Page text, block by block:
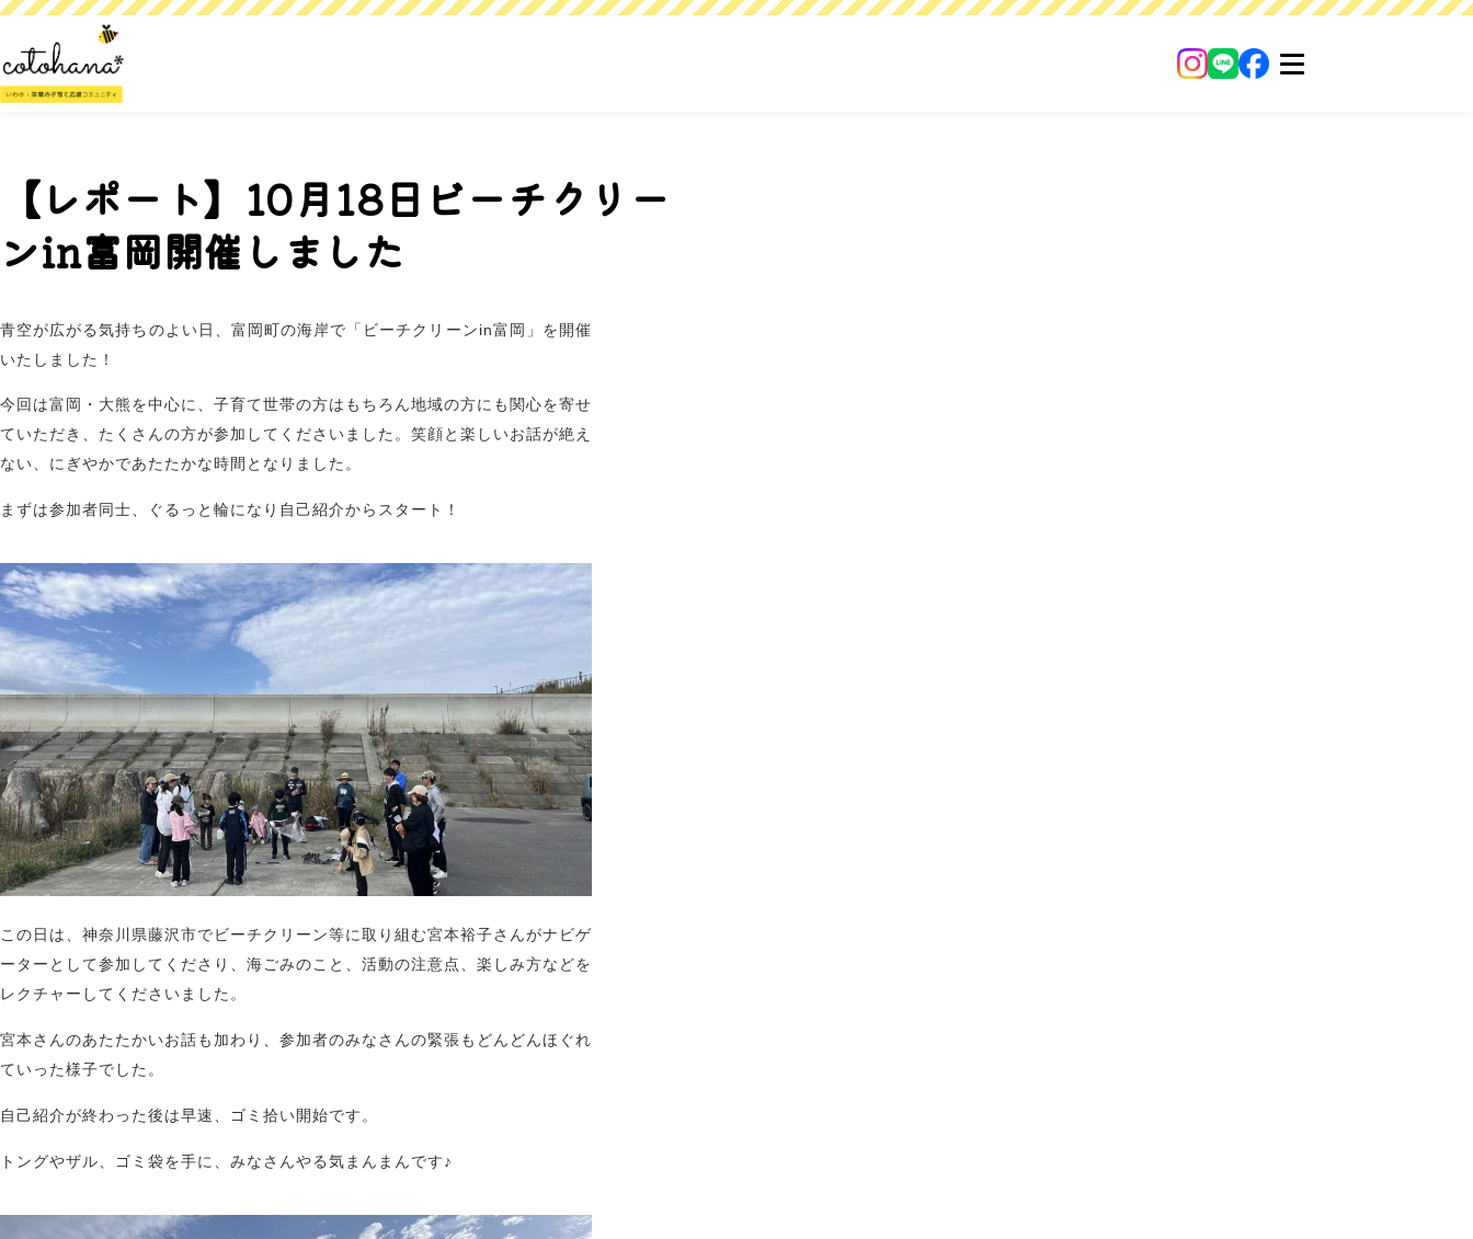
【レポート】10月18日ビーチクリー
ンin富岡開催しました
青空が広がる気持ちのよい日、富岡町の海岸で「ビーチクリーンin富岡」を開催
いたしました！
今回は富岡・大熊を中心に、子育て世帯の方はもちろん地域の方にも関心を寄せ
ていただき、たくさんの方が参加してくださいました。笑顔と楽しいお話が絶え
ない、にぎやかであたたかな時間となりました。
まずは参加者同士、ぐるっと輪になり自己紹介からスタート！
この日は、神奈川県藤沢市でビーチクリーン等に取り組む宮本裕子さんがナビゲ
ーターとして参加してくださり、海ごみのこと、活動の注意点、楽しみ方などを
レクチャーしてくださいました。
宮本さんのあたたかいお話も加わり、参加者のみなさんの緊張もどんどんほぐれ
ていった様子でした。
自己紹介が終わった後は早速、ゴミ拾い開始です。
トングやザル、ゴミ袋を手に、みなさんやる気まんまんです♪